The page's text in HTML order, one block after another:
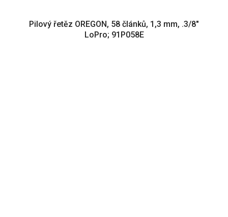
Pilový řetěz OREGON, 58 článků, 1,3 mm, .3/8"
LoPro; 91P058E